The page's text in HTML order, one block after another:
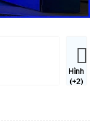
Hình
(+2)